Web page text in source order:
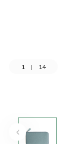
1 | 14